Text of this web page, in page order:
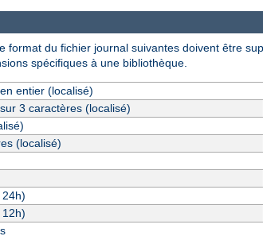
format du fichier journal suivantes doivent être
spécifiques à une bibliothèque.
entier (localisé)
3 caractères (localisé)
(localisé)